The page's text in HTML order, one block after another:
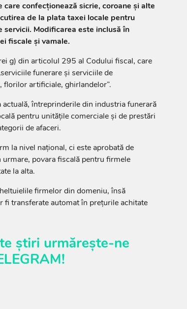
confecționează sicrie, coroane și alte
de la plata taxei locale pentru
Modificarea este inclusă în
fiscale și vamale.
g) din articolul 295 al Codului fiscal, care
funerare și serviciile de
artificiale, ghirlandelor”.
întreprinderile din industria funerară
pentru unitățile comerciale și de prestări
de afaceri.
la nivel național, ci este aprobată de
povara fiscală pentru firmele
la alta.
firmelor din domeniu, însă
fi transferate automat în prețurile achitate
știri urmărește-ne
!